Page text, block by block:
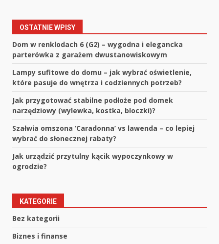
OSTATNIE WPISY
Dom w renklodach 6 (G2) – wygodna i elegancka
parterówka z garażem dwustanowiskowym
Lampy sufitowe do domu – jak wybrać oświetlenie,
które pasuje do wnętrza i codziennych potrzeb?
Jak przygotować stabilne podłoże pod domek
narzędziowy (wylewka, kostka, bloczki)?
Szałwia omszona ‘Caradonna’ vs lawenda – co lepiej
wybrać do słonecznej rabaty?
Jak urządzić przytulny kącik wypoczynkowy w
ogrodzie?
KATEGORIE
Bez kategorii
Biznes i finanse